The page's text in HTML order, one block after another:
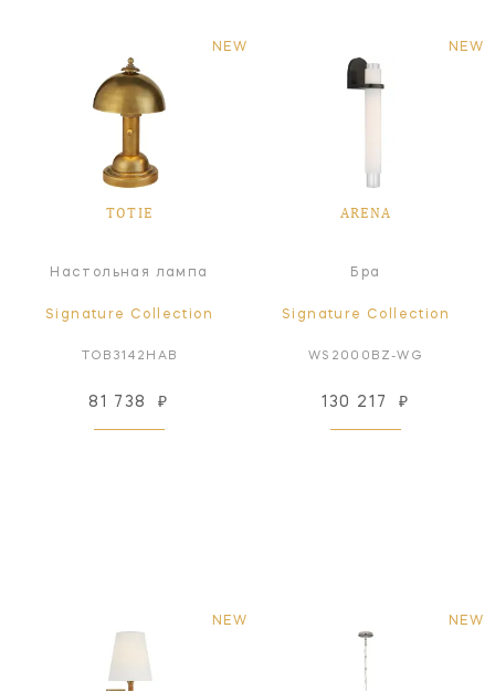
NEW
TOTIE
Настольная лампа
Signature Collection
TOB3142HAB
81 738 ₽
NEW
ARENA
Бра
Signature Collection
WS2000BZ-WG
130 217 ₽
NEW NEW